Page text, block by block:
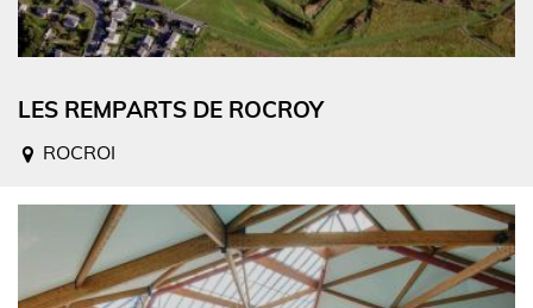
LES REMPARTS DE ROCROY
ROCROI